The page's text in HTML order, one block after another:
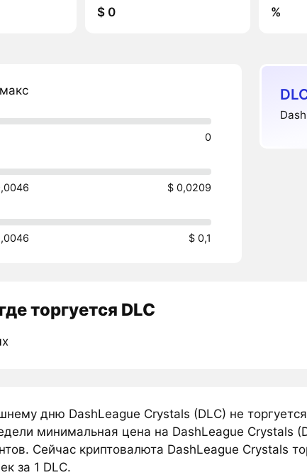
$ 0
%
0
$ 0,0209
$ 0,1
торгуется DLC
дню DashLeague Crystals (DLC) не
минимальная цена на DashLeague Crystals
Сейчас криптовалюта DashLeague Crystals
за 1 DLC.